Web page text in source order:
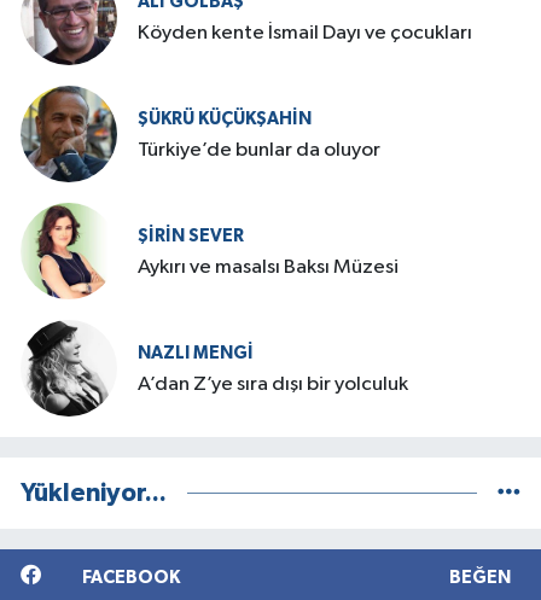
Köyden kente İsmail Dayı ve çocukları
ŞÜKRÜ KÜÇÜKŞAHIN
Türkiye’de bunlar da oluyor
ŞIRIN SEVER
Aykırı ve masalsı Baksı Müzesi
NAZLI MENGI
A’dan Z’ye sıra dışı bir yolculuk
Yükleniyor...
FACEBOOK BEĞEN